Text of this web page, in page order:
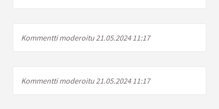
Kommentti moderoitu 21.05.2024 11:17
Kommentti moderoitu 21.05.2024 11:17